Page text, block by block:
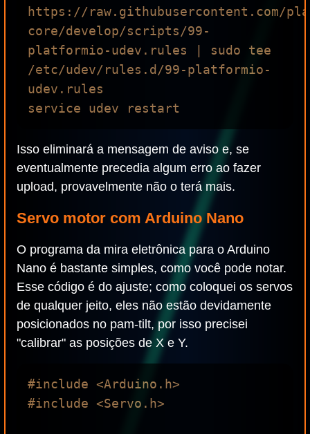
https://raw.githubusercontent.com/
core/develop/scripts/99-
platformio-udev.rules | sudo tee
/etc/udev/rules.d/99-platformio-
udev.rules
Isso eliminará a mensagem de aviso e, se
eventualmente precedia algum erro ao fazer
upload, provavelmente não o terá mais.
Servo motor com Arduino Nano
O programa da mira eletrônica para o Arduino
Nano é bastante simples, como você pode notar.
Esse código é do ajuste; como coloquei os servos
de qualquer jeito, eles não estão devidamente
posicionados no pam-tilt, por isso precisei
"calibrar" as posições de X e Y.
#include <Arduino.h>
#include <Servo.h>